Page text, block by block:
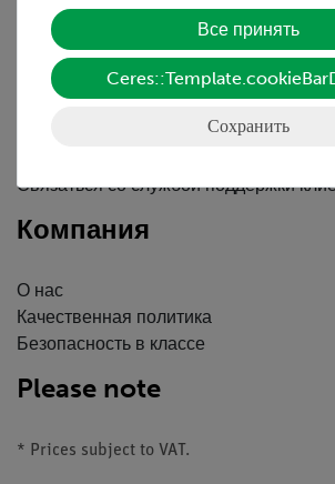
Обслуживание
Краткий обзор услуг
Связаться со службой поддержки
Компания
О нас
Качественная политика
Безопасность в классе
Please note
* Prices subject to VAT.
Все принять
Сохранить